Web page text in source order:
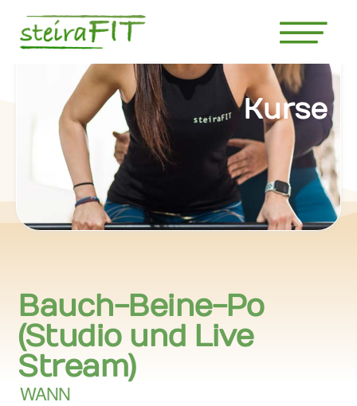
Kurse
Bauch-Beine-Po
(Studio und Live
Stream)
WANN